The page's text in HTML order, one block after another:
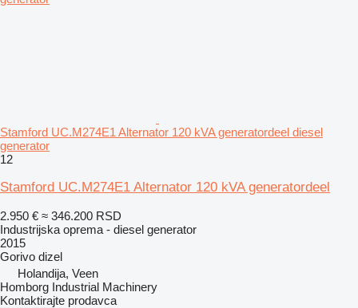
Stamford UC.M274E1 Alternator 120 kVA generatordeel diesel
generator
12
Stamford UC.M274E1 Alternator 120 kVA generatordeel
2.950 € ≈ 346.200 RSD
Industrijska oprema - diesel generator
2015
Gorivo dizel
Holandija, Veen
Homborg Industrial Machinery
Kontaktirajte prodavca